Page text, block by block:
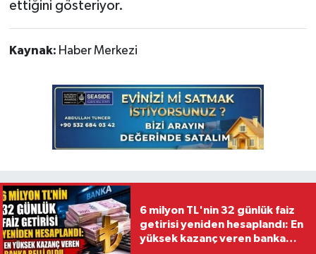
ettiğini gösteriyor.
Kaynak: Haber Merkezi
6 milyon TL'nin 32 günlük faiz
getirisi yeniden hesaplandı: En
yüksek kazanç veren banka